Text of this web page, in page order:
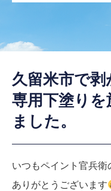
久留米市で
専用下塗りを
ました。
いつもペイント官兵衛
ありがとうございます